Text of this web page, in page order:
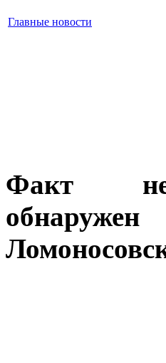
Главные новости
Факт